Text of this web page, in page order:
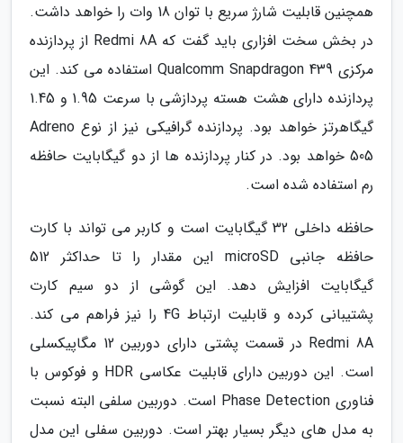
همچنین قابلیت شارژ سریع با توان 18 وات را خواهد داشت.
در بخش سخت افزاری باید گفت که Redmi 8A از پردازنده
مرکزی Qualcomm Snapdragon 439 استفاده می کند. این
پردازنده دارای هشت هسته پردازشی با سرعت 1.95 و 1.45
گیگاهرتز خواهد بود. پردازنده گرافیکی نیز از نوع Adreno
505 خواهد بود. در کنار پردازنده ها از دو گیگابایت حافظه
رم استفاده شده است.
حافظه داخلی 32 گیگابایت است و کاربر می تواند با کارت
حافظه جانبی microSD این مقدار را تا حداکثر 512
گیگابایت افزایش دهد. این گوشی از دو سیم کارت
پشتیبانی کرده و قابلیت ارتباط 4G را نیز فراهم می کند.
Redmi 8A در قسمت پشتی دارای دوربین 12 مگاپیکسلی
است. این دوربین دارای قابلیت عکاسی HDR و فوکوس با
فناوری Phase Detection است. دوربین سلفی البته نسبت
به مدل های دیگر بسیار بهتر است. دوربین سفلی این مدل